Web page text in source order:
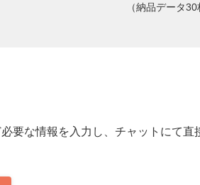
（納品データ
要な情報を入力し、チャットにて直